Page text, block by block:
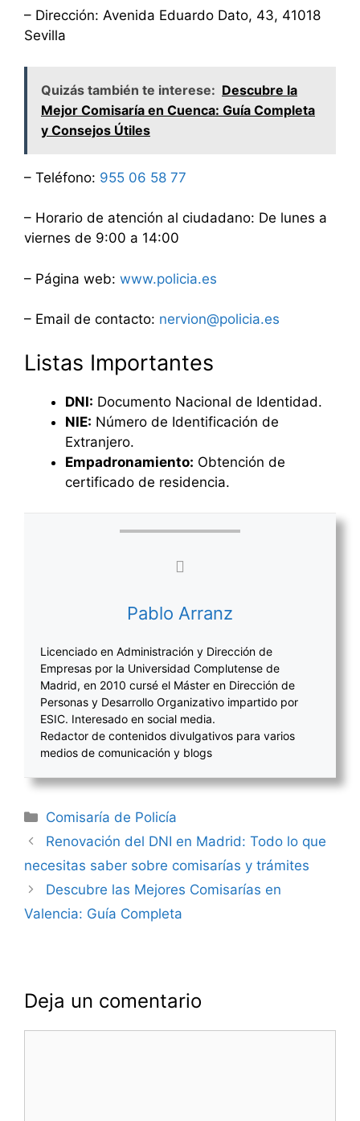
– Dirección: Avenida Eduardo Dato, 43, 41018
Sevilla
Quizás también te interese: Descubre la
Mejor Comisaría en Cuenca: Guía Completa
y Consejos Útiles
– Teléfono: 955 06 58 77
– Horario de atención al ciudadano: De lunes a
viernes de 9:00 a 14:00
– Página web: www.policia.es
– Email de contacto: nervion@policia.es
Listas Importantes
DNI: Documento Nacional de Identidad.
NIE: Número de Identificación de
Extranjero.
Empadronamiento: Obtención de
certificado de residencia.
Pablo Arranz
Licenciado en Administración y Dirección de
Empresas por la Universidad Complutense de
Madrid, en 2010 cursé el Máster en Dirección de
Personas y Desarrollo Organizativo impartido por
ESIC. Interesado en social media.
Redactor de contenidos divulgativos para varios
medios de comunicación y blogs
Categorías
Comisaría de Policía
Navegación
de
Renovación del DNI en Madrid: Todo lo que
necesitas saber sobre comisarías y trámites
Descubre las Mejores Comisarías en
Valencia: Guía Completa
Deja un comentario